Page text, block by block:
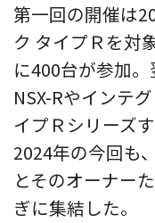
第一回の開催は
ク タイプＲを対
に400台が参加
NSX-Rやインテ
イプＲシリーズ
2024年の今回も
とそのオーナー
ぎに集結した。